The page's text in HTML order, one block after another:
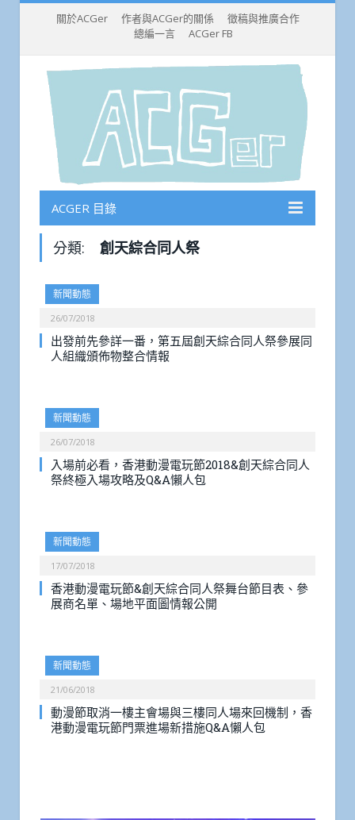
關於ACGer 作者與ACGer的關係
徵稿與推廣合作
總編一言
ACGer FB
ACGER 目錄
分類: 創天綜合同人祭
新聞動態
26/07/2018
出發前先參詳一番，第五屆創天綜合同人祭參展同
人組織頒佈物整合情報
新聞動態
26/07/2018
入場前必看，香港動漫電玩節2018&創天綜合同人
祭終極入場攻略及Q&A懶人包
新聞動態
17/07/2018
香港動漫電玩節&創天綜合同人祭舞台節目表、參
展商名單、場地平面圖情報公開
新聞動態
21/06/2018
動漫節取消一樓主會場與三樓同人場來回機制，香
港動漫電玩節門票進場新措施Q&A懶人包